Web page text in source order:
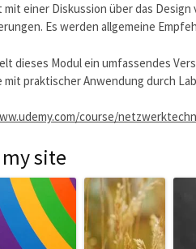
mit einer Diskussion über das
Es werden allgemeine
dieses Modul ein umfassendes
praktischer Anwendung durch
course/
site